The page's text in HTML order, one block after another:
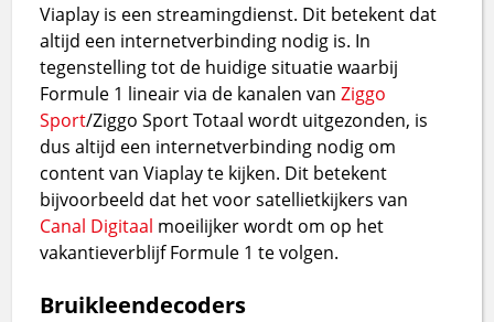
Viaplay is een streamingdienst. Dit betekent dat
altijd een internetverbinding nodig is. In
tegenstelling tot de huidige situatie waarbij
Formule 1 lineair via de kanalen vanZiggo
Sport/Ziggo Sport Totaal wordt uitgezonden, is
dus altijd een internetverbinding nodig om
content van Viaplay te kijken. Dit betekent
bijvoorbeeld dat het voor satellietkijkers van
Canal Digitaal moeilijker wordt om op het
vakantieverblijf Formule 1 te volgen.
Bruikleendecoders